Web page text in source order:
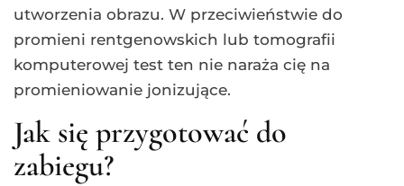
utworzenia obrazu. W przeciwieństwie do
promieni rentgenowskich lub tomografii
komputerowej test ten nie naraża cię na
promieniowanie jonizujące.
Jak się przygotować do
zabiegu?